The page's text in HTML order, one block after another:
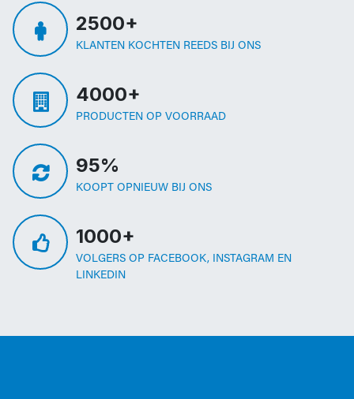
2500+
KLANTEN KOCHTEN REEDS BIJ ONS
4000+
PRODUCTEN OP VOORRAAD
95%
KOOPT OPNIEUW BIJ ONS
1000+
VOLGERS OP FACEBOOK, INSTAGRAM EN
LINKEDIN